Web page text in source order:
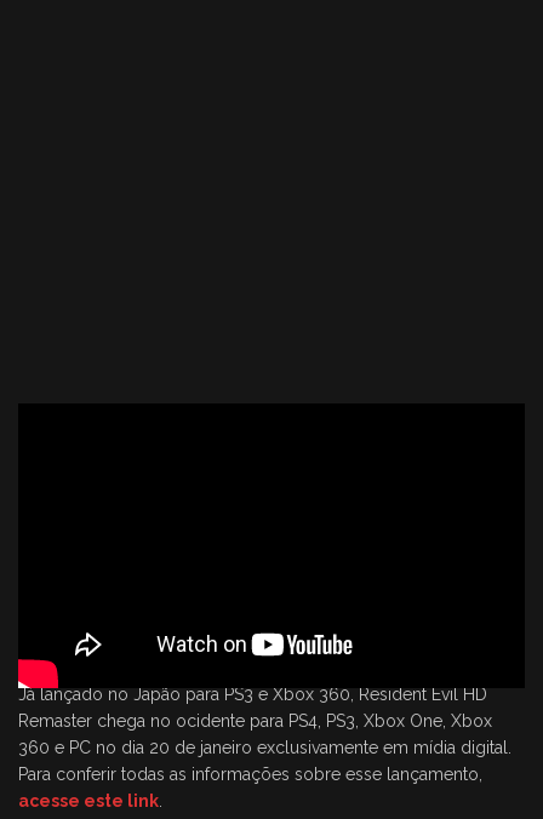
Já lançado no Japão para PS3 e Xbox 360, Resident Evil HD
Remaster chega no ocidente para PS4, PS3, Xbox One, Xbox
360 e PC no dia 20 de janeiro exclusivamente em mídia digital.
Para conferir todas as informações sobre esse lançamento,
acesse este link.